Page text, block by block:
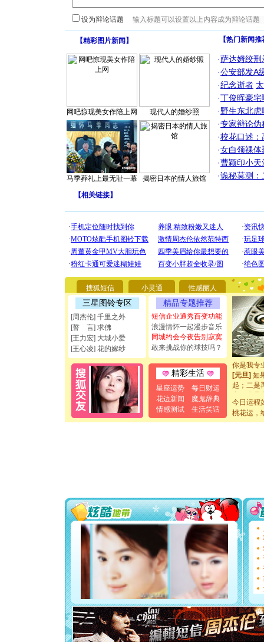
设为辩论话题
【精彩图片新闻 】
网吧惊现美女作陪上网 现代人的婚纱照
马季葬礼上最无耻一幕 揭密日本的情人旅馆
【热门新闻
·萨达姆绞刑
·公安部发A
·纪念逝者
·丁俊晖豪
·野生东北
·专家辩论伪
·校花口述：
·女白领祼体
·曹颖印小天
·诡秘莫测：
【相关链接】
搜狐短信 小灵通 性感丽人
三星图铃专区
[周杰伦] 千里之外
[誓 言] 求佛
[王力宏] 大城小爱
[王心凌] 花的嫁纱
精品专题推荐
短信企业通秀百变功能
浪漫情怀一起漫步音乐
同城约会今夜告别寂寞
敢来挑战你的球技吗？
精彩生活
星座运势
每日财运
花边新闻
魔鬼辞典
情感测试
生活笑话
[圣诞节]
你太多
要平安！
[圣诞节]
能正大光
都要快乐
[圣诞节]
如意,快
[元旦]看
断电。爱
你是我专
[元旦]如
起；二是
离。水晶
泣，这
卖了。水
你太多，
要平安！
[圣诞节]
能正大
都要快乐
[圣诞节]
如意,快
[元旦]
看
断电。
你是我
[元旦]
起；二是
离。水晶
[元旦]当
泣，这痛
今日运程
桃花运，